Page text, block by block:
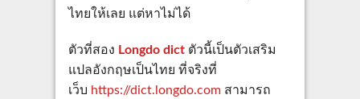
ไทยให้เลย แต่หาไม่ได้
ตัวที่สอง Longdo dict ตัวนี้เป็นตัวเสริม
แปลอังกฤษเป็นไทย ที่จริงที่
เว็บ https://dict.longdo.comสามารถ